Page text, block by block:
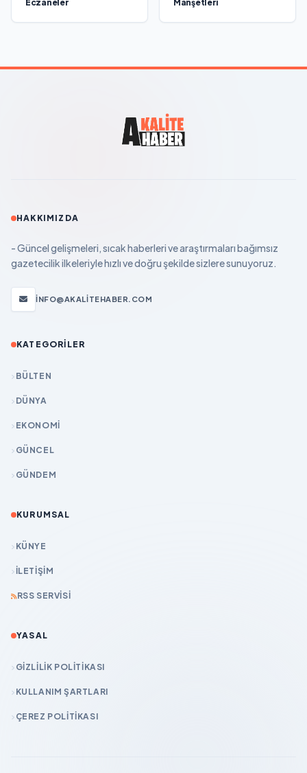
Eczaneler
Manşetleri
HAKKIMIZDA
- Güncel gelişmeleri, sıcak haberleri ve araştırmaları bağımsız
gazetecilik ilkeleriyle hızlı ve doğru şekilde sizlere sunuyoruz.
INFO@AKALITEHABER.COM
KATEGORILER
BÜLTEN
DÜNYA
EKONOMİ
GÜNCEL
GÜNDEM
KURUMSAL
KÜNYE
İLETIŞIM
RSS SERVISI
YASAL
GIZLILIK POLITIKASI
KULLANIM ŞARTLARI
ÇEREZ POLITIKASI